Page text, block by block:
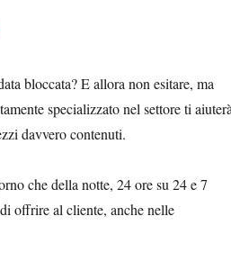
bloccata? E allora non esitare, ma
specializzato nel settore ti
davvero contenuti.
che della notte, 24 ore su 24 e 7
offrire al cliente, anche nelle